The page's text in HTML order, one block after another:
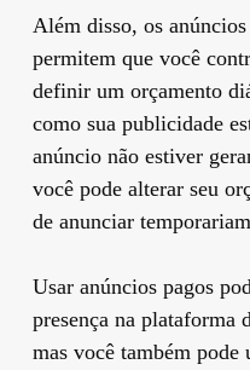
Além disso, os
permitem que você
definir um orçamento
como sua publicidade
anúncio não estiver
você pode alterar seu
de anunciar
Usar anúncios pagos
presença na plataforma
mas você também pode